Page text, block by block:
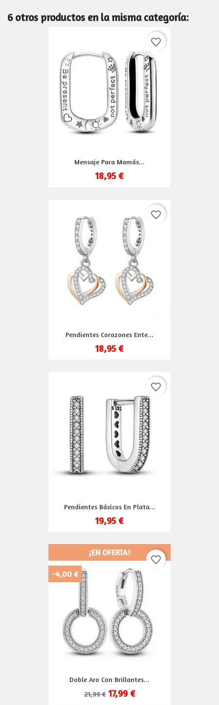
6 otros productos en la misma categoría:
Mensaje Para Mamás...
18,95 €
favorite_border
Pendientes Corazones Ente...
18,95 €
favorite_border
Pendientes Básicos En Plata...
19,95 €
favorite_border
Doble Aro Con Brillantes...
21,99 € 17,99 €
¡EN OFERTA!
-4,00 €
favorite_border